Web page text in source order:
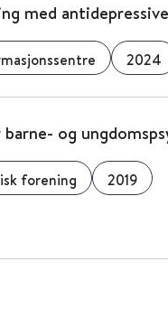
med
2024
og
forening 2019